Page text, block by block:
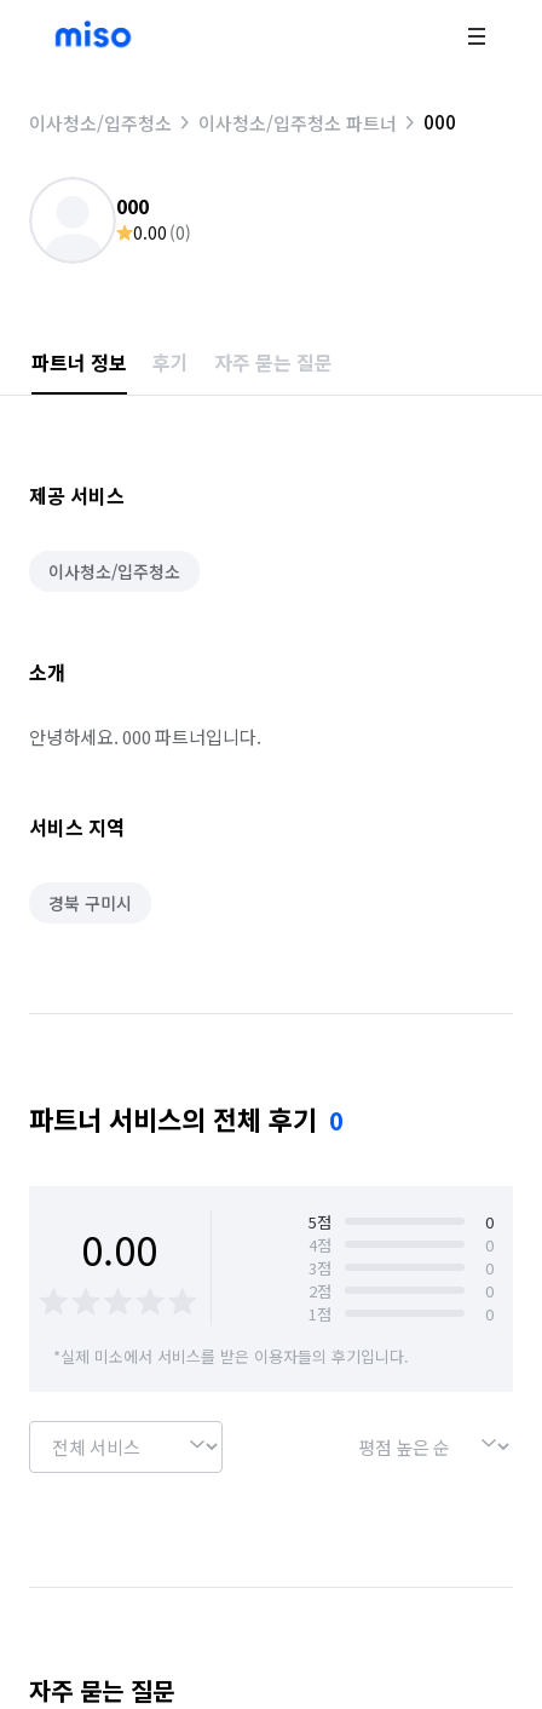
이사청소/입주청소 이사청소/입주청소 파트너 000
000
0.00 (0)
파트너 정보 후기 자주 묻는 질문
제공 서비스
이사청소/입주청소
소개
안녕하세요. 000 파트너입니다.
서비스 지역
경북 구미시
파트너 서비스의 전체 후기 0
0.00 5점
0
4점
0
3점
0
2점
0
1점
0
*실제 미소에서 서비스를 받은 이용자들의 후기입니다.
자주 묻는 질문